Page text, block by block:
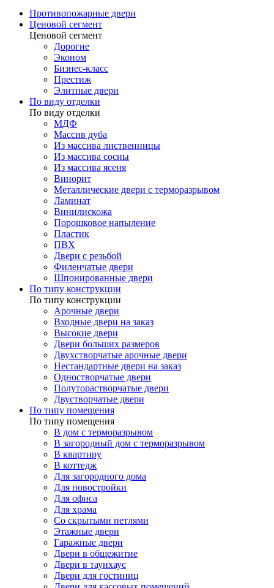
Противопожарные двери
Ценовой сегмент
Ценовой сегмент
Дорогие
Эконом
Бизнес-класс
Престиж
Элитные двери
По виду отделки
По виду отделки
МДФ
Массив дуба
Из массива лиственницы
Из массива сосны
Из массива ясеня
Винорит
Металлические двери с терморазрывом
Ламинат
Винилискожа
Порошковое напыление
Пластик
ПВХ
Двери с резьбой
Филенчатые двери
Шпонированные двери
По типу конструкции
По типу конструкции
Арочные двери
Входные двери на заказ
Высокие двери
Двери больших размеров
Двухстворчатые арочные двери
Нестандартные двери на заказ
Одностворчатые двери
Полуторастворчатые двери
Двустворчатые двери
По типу помещения
По типу помещения
В дом с терморазрывом
В загородный дом с терморазрывом
В квартиру
В коттедж
Для загородного дома
Для новостройки
Для офиса
Для храма
Со скрытыми петлями
Этажные двери
Гаражные двери
Двери в общежитие
Двери в таунхаус
Двери для гостиниц